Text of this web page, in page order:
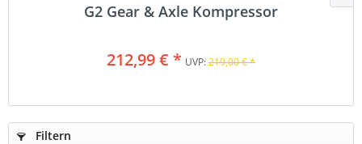
G2 Gear & Axle Kompressor
212,99 € * UVP:219,00 € *
Filtern